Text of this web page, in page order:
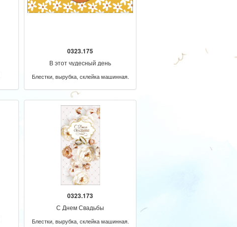
0323.175
В этот чудесный день
Блестки, вырубка, склейка машинная.
0323.173
С Днем Свадьбы
Блестки, вырубка, склейка машинная.